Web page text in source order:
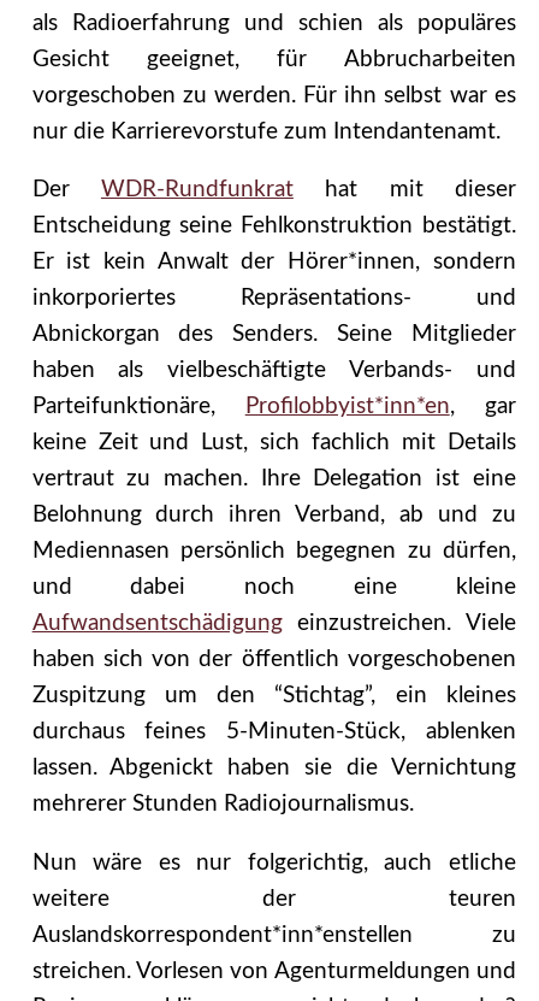
als Radioerfahrung und schien als populäres
Gesicht geeignet, für Abbrucharbeiten
vorgeschoben zu werden. Für ihn selbst war es
nur die Karrierevorstufe zum Intendantenamt.
Der WDR-Rundfunkrathat mit dieser
Entscheidung seine Fehlkonstruktion bestätigt.
Er ist kein Anwalt der Hörer*innen, sondern
inkorporiertes Repräsentations- und
Abnickorgan des Senders. Seine Mitglieder
haben als vielbeschäftigte Verbands- und
Parteifunktionäre,
Profilobbyist*inn*en, gar
keine Zeit und Lust, sich fachlich mit Details
vertraut zu machen. Ihre Delegation ist eine
Belohnung durch ihren Verband, ab und zu
Mediennasen persönlich begegnen zu dürfen,
und dabei noch eine kleine
Aufwandsentschädigungeinzustreichen. Viele
haben sich von der öffentlich vorgeschobenen
Zuspitzung um den “Stichtag”, ein kleines
durchaus feines 5-Minuten-Stück, ablenken
lassen. Abgenickt haben sie die Vernichtung
mehrerer Stunden Radiojournalismus.
Nun wäre es nur folgerichtig, auch etliche
weitere der teuren
Auslandskorrespondent*inn*enstellen zu
streichen. Vorlesen von Agenturmeldungen und